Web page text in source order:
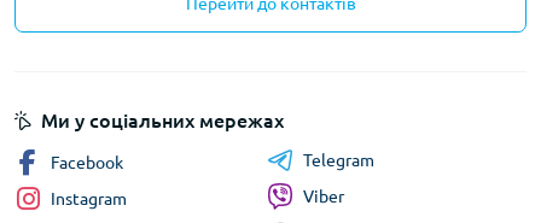
Ми у соціальних мережах
Facebook
Instagram
Telegram
Viber